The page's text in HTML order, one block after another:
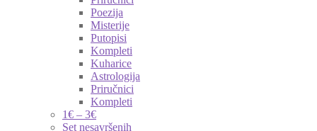
Poezija
Misterije
Putopisi
Kompleti
Kuharice
Astrologija
Priručnici
Kompleti
1€ – 3€
Set nesavršenih